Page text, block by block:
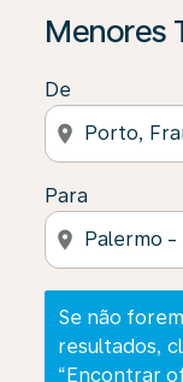
Menores
De
location_on
Para
location_on
Se não
resultados,
“Encontrar
Se não forem